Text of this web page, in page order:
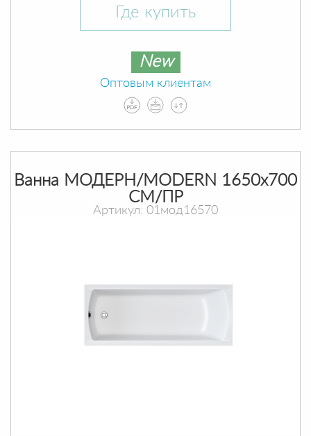
Где купить
New
Оптовым клиентам
Ванна МОДЕРН/MODERN 1650х700
СМ/ПР
Артикул: 01мод16570